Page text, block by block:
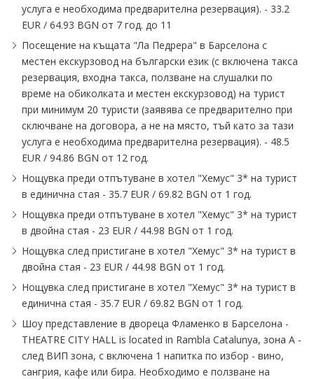
услуга е необходима предварителна резервация). - 33.2
EUR / 64.93 BGN от 7 год. до 11
Посещение на къщата "Ла Педрера" в Барселона с
местен екскурзовод на български език (с включена такса
резервация, входна такса, ползване на слушалки по
време на обиколката и местен екскурзовод) на турист
при минимум 20 туристи (заявява се предварително при
сключване на договора, а не на място, тъй като за тази
услуга е необходима предварителна резервация). - 48.5
EUR / 94.86 BGN от 12 год.
Нощувка преди отпътуване в хотел "Хемус" 3* на турист
в единична стая - 35.7 EUR / 69.82 BGN от 1 год.
Нощувка преди отпътуване в хотел "Хемус" 3* на турист
в двойна стая - 23 EUR / 44.98 BGN от 1 год.
Нощувка след пристигане в хотел "Хемус" 3* на турист в
двойна стая - 23 EUR / 44.98 BGN от 1 год.
Нощувка след пристигане в хотел "Хемус" 3* на турист в
единична стая - 35.7 EUR / 69.82 BGN от 1 год.
Шоу представление в двореца Фламенко в Барселона -
THEATRE CITY HALL is located in Rambla Catalunya, зона А -
след ВИП зона, с включена 1 напитка по избор - вино,
сангрия, кафе или бира. Необходимо е ползване на